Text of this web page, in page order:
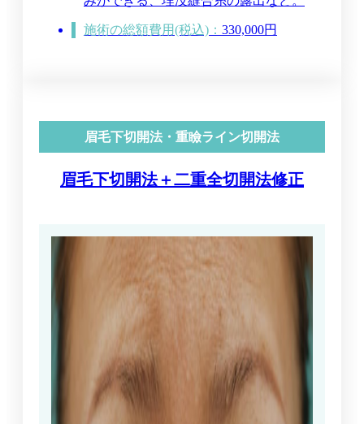
施術の総額費用(税込)： 330,000円
眉毛下切開法・重瞼ライン切開法
眉毛下切開法＋二重全切開法修正